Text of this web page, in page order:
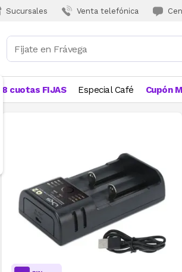
Sucursales Venta telefónica
18 cuotas FIJAS Especial Café Cupón